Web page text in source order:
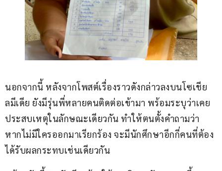
นอกจากนี้ หลังจากโพสต์เรื่องราวดังกล่าวลงบนโซเชีย
ลมีเดีย ยังมีรุ่นพี่หลายคนติดต่อเข้ามา พร้อมระบุว่าเคย
ประสบเหตุในลักษณะเดียวกัน ทำให้ตนตั้งคำถามว่า
หากไม่มีใครออกมาเรียกร้อง จะมีนักศึกษาอีกกี่คนที่ต้อง
ได้รับผลกระทบเช่นเดียวกัน